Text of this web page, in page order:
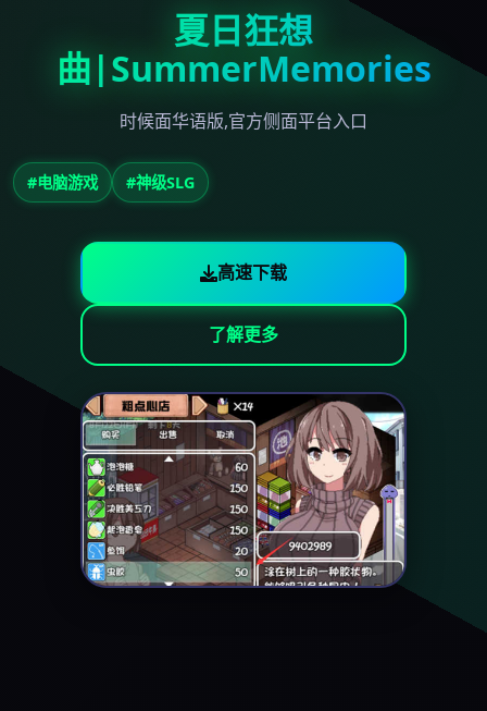
夏日狂想
曲|SummerMemories
时候面华语版,官方侧面平台入口
#电脑游戏 #神级SLG
高速下载
了解更多